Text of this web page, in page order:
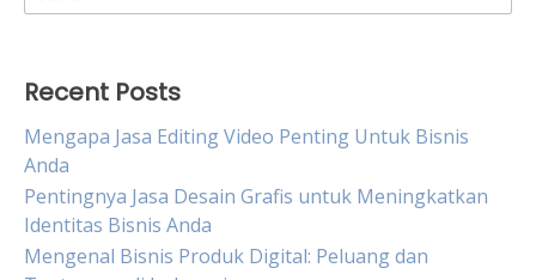
for:
Recent Posts
Mengapa Jasa Editing Video Penting Untuk Bisnis
Anda
Pentingnya Jasa Desain Grafis untuk Meningkatkan
Identitas Bisnis Anda
Mengenal Bisnis Produk Digital: Peluang dan